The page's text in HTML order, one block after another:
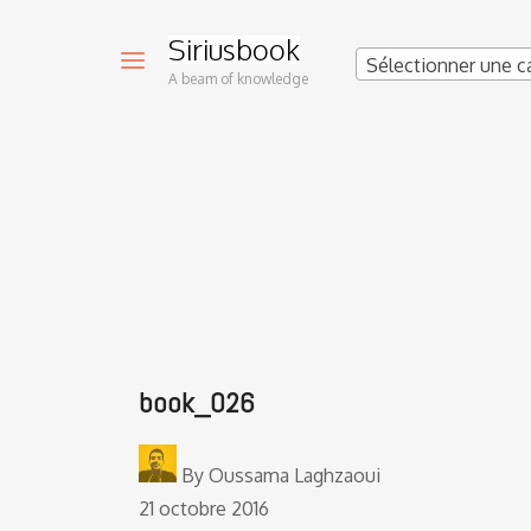
Siriusbook
A beam of knowledge
Sélectionner une
book_026
By Oussama Laghzaoui
21 octobre 2016